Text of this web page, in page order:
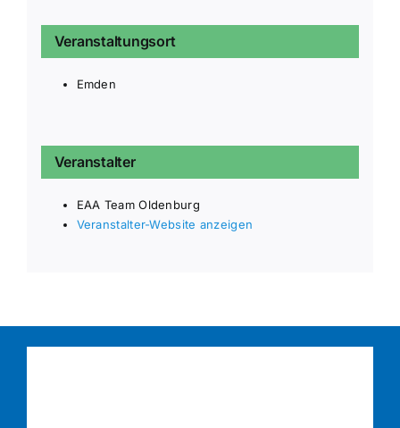
Veranstaltungsort
Emden
Veranstalter
EAA Team Oldenburg
Veranstalter-Website anzeigen